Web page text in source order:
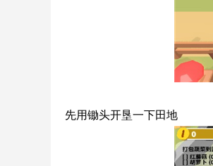
先用锄头开垦一下田地